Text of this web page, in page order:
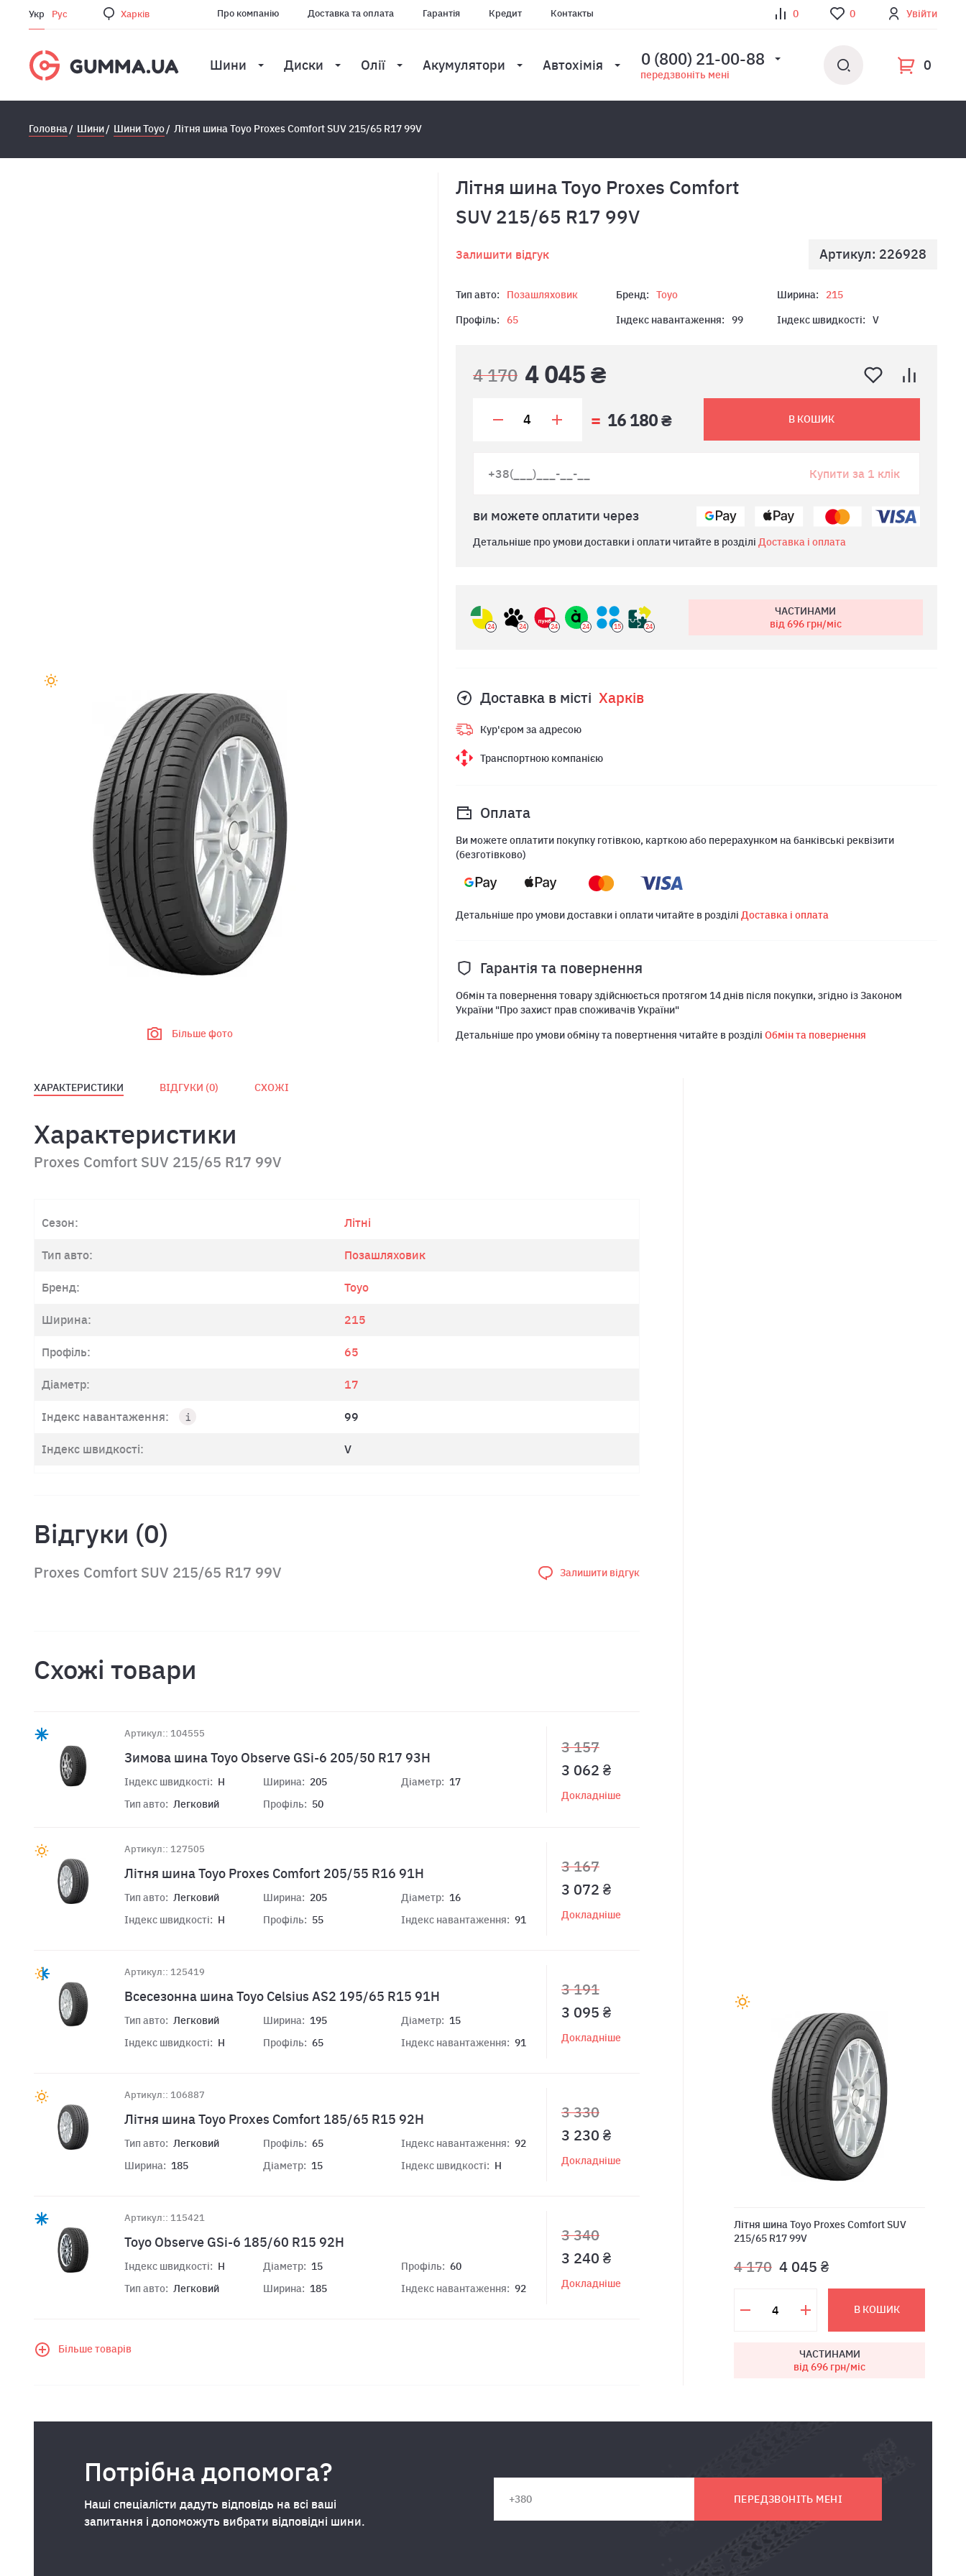
Укр Рус Харкiв Про компанію Доставка та оплата Гарантія Кредит Контакты 0 0 Увійти
Шини Диски Олії Акумулятори Автохімія 0 (800) 21-00-88
передзвоніть мені
0
Головна Шини Шини Toyo Лiтня шина Toyo Proxes Comfort SUV 215/65 R17 99V
Більше фото
Лiтня шина Toyo Proxes Comfort
SUV 215/65 R17 99V
Залишити відгук Артикул: 226928
Тип авто: Позашляховик Бренд: Toyo Ширина:
215
Профіль:
65 Індекс навантаження: 99 Індекс швидкості: V
4 170 4 045 ₴
16 180 ₴ В КОШИК
Купити за 1 клік
ви можете оплатити через
Детальніше про умови доставки і оплати читайте в розділі Доставка і оплата
24 24 24 24 15 24
ЧАСТИНАМИ
від 696грн/міс
Доставка в місті Харкiв
Кур'єром за адресою
Транспортною компанією
Оплата
Ви можете оплатити покупку готівкою, карткою або перерахунком на банківські реквізити
(безготівково)
Детальніше про умови доставки і оплати читайте в розділі Доставка і оплата
Гарантія та повернення
Обмін та повернення товару здійснюється протягом 14 днів після покупки, згідно із Законом
України "Про захист прав споживачів України"
Детальніше про умови обміну та повертнення читайте в розділі Обмін та повернення
ХАРАКТЕРИСТИКИ ВІДГУКИ (0) СХОЖІ
Характеристики
Proxes Comfort SUV 215/65 R17 99V
Сезон: Літні
Тип авто: Позашляховик
Бренд: Toyo
Ширина: 215
Профіль: 65
Діаметр: 17
Індекс навантаження: 99
Індекс швидкості: V
Відгуки (0)
Proxes Comfort SUV 215/65 R17 99V Залишити відгук
Схожі товари
Артикул:: 104555
Зимова шина Toyo Observe GSi-6 205/50 R17 93H
Індекс швидкості: H
Тип авто: Легковий
Ширина: 205
Профіль: 50
Діаметр: 17
3 157
3 062 ₴
Докладніше
Артикул:: 127505
Літня шина Toyo Proxes Comfort 205/55 R16 91H
Тип авто: Легковий
Індекс швидкості: H
Ширина: 205
Профіль: 55
Діаметр: 16
Індекс навантаження: 91
3 167
3 072 ₴
Докладніше
Артикул:: 125419
Всесезонна шина Toyo Celsius AS2 195/65 R15 91H
Тип авто: Легковий
Індекс швидкості: H
Ширина: 195
Профіль: 65
Діаметр: 15
Індекс навантаження: 91
3 191
3 095 ₴
Докладніше
Артикул:: 106887
Літня шина Toyo Proxes Comfort 185/65 R15 92H
Тип авто: Легковий
Ширина: 185
Профіль: 65
Діаметр: 15
Індекс навантаження: 92
Індекс швидкості: H
3 330
3 230 ₴
Докладніше
Артикул:: 115421
Toyo Observe GSi-6 185/60 R15 92H
Індекс швидкості: H
Тип авто: Легковий
Діаметр: 15
Ширина: 185
Профіль: 60
Індекс навантаження: 92
3 340
3 240 ₴
Докладніше
Більше товарів
Лiтня шина Toyo Proxes Comfort SUV
215/65 R17 99V
4 170 4 045 ₴
В КОШИК
ЧАСТИНАМИ
від 696 грн/міс
Потрібна допомога?
Наші спеціалісти дадуть відповідь на всі ваші
запитання і допоможуть вибрати відповідні шини.
ПЕРЕДЗВОНІТЬ МЕНІ